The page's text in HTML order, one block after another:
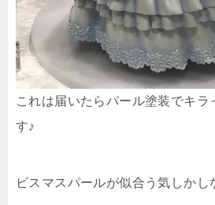
これは届いたらパール塗装でキラ
す♪
ビスマスパールが似合う気しかし